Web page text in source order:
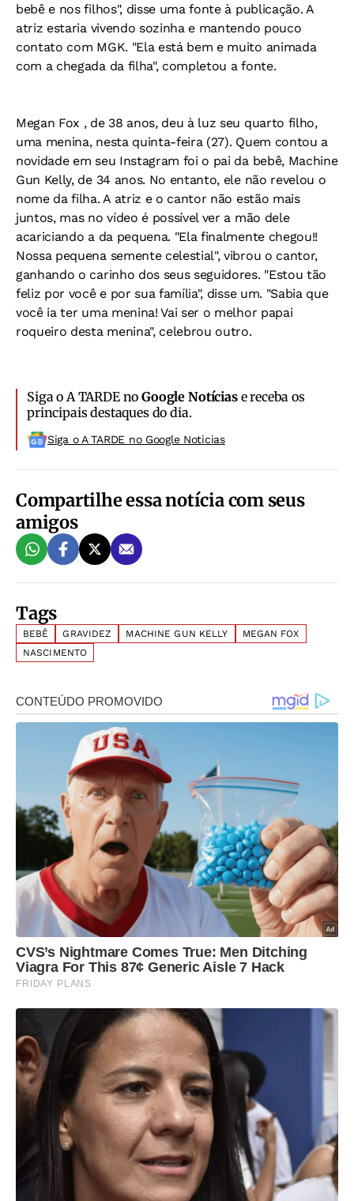
bebê e nos filhos", disse uma fonte à publicação. A
atriz estaria vivendo sozinha e mantendo pouco
contato com MGK. "Ela está bem e muito animada
com a chegada da filha", completou a fonte.
Megan Fox , de 38 anos, deu à luz seu quarto filho,
uma menina, nesta quinta-feira (27). Quem contou a
novidade em seu Instagram foi o pai da bebê, Machine
Gun Kelly, de 34 anos. No entanto, ele não revelou o
nome da filha. A atriz e o cantor não estão mais
juntos, mas no vídeo é possível ver a mão dele
acariciando a da pequena. "Ela finalmente chegou!!
Nossa pequena semente celestial", vibrou o cantor,
ganhando o carinho dos seus seguidores. "Estou tão
feliz por você e por sua família", disse um. "Sabia que
você ia ter uma menina! Vai ser o melhor papai
roqueiro desta menina", celebrou outro.
Siga o A TARDE noGoogle Notíciase receba os
principais destaques do dia.
Siga o A TARDE no Google Noticias
Compartilhe essa notícia com seus
amigos
Tags
BEBÊ GRAVIDEZ MACHINE GUN KELLY
MEGAN FOX
NASCIMENTO